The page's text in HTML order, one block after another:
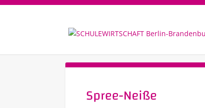
Spree-Neiße